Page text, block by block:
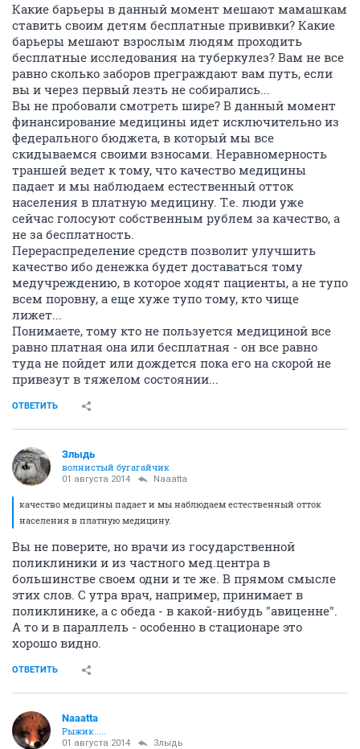
Какие барьеры в данный момент мешают мамашкам
ставить своим детям бесплатные прививки? Какие
барьеры мешают взрослым людям проходить
бесплатные исследования на туберкулез? Вам не все
равно сколько заборов преграждают вам путь, если
вы и через первый лезть не собирались...
Вы не пробовали смотреть шире? В данный момент
финансирование медицины идет исключительно из
федерального бюджета, в который мы все
скидываемся своими взносами. Неравномерность
траншей ведет к тому, что качество медицины
падает и мы наблюдаем естественный отток
населения в платную медицину. Т.е. люди уже
сейчас голосуют собственным рублем за качество, а
не за бесплатность.
Перераспределение средств позволит улучшить
качество ибо денежка будет доставаться тому
медучреждению, в которое ходят пациенты, а не тупо
всем поровну, а еще хуже тупо тому, кто чище
лижет...
Понимаете, тому кто не пользуется медициной все
равно платная она или бесплатная - он все равно
туда не пойдет или дождется пока его на скорой не
привезут в тяжелом состоянии...
ОТВЕТИТЬ
Злыдь
волнистый бугагайчик
01 августа 2014 Naaatta
качество медицины падает и мы наблюдаем естественный отток
населения в платную медицину.
Вы не поверите, но врачи из государственной
поликлиники и из частного мед.центра в
большинстве своем одни и те же. В прямом смысле
этих слов. С утра врач, например, принимает в
поликлинике, а с обеда - в какой-нибудь "авиценне".
А то и в параллель - особенно в стационаре это
хорошо видно.
ОТВЕТИТЬ
Naaatta
Рыжик.....
01 августа 2014 Злыдь